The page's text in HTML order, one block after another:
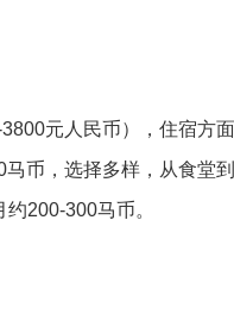
元人民币），住宿方
币，选择多样，从食堂
200-300马币。